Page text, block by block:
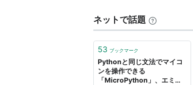
ネットで話題
53 ブックマーク
Pythonと同じ文法でマイコ
ンを操作できる
「MicroPython」、エミュ